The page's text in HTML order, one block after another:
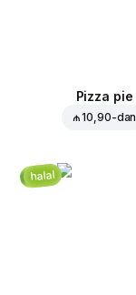
Pizza pie
₼ 10,90-dan
halal